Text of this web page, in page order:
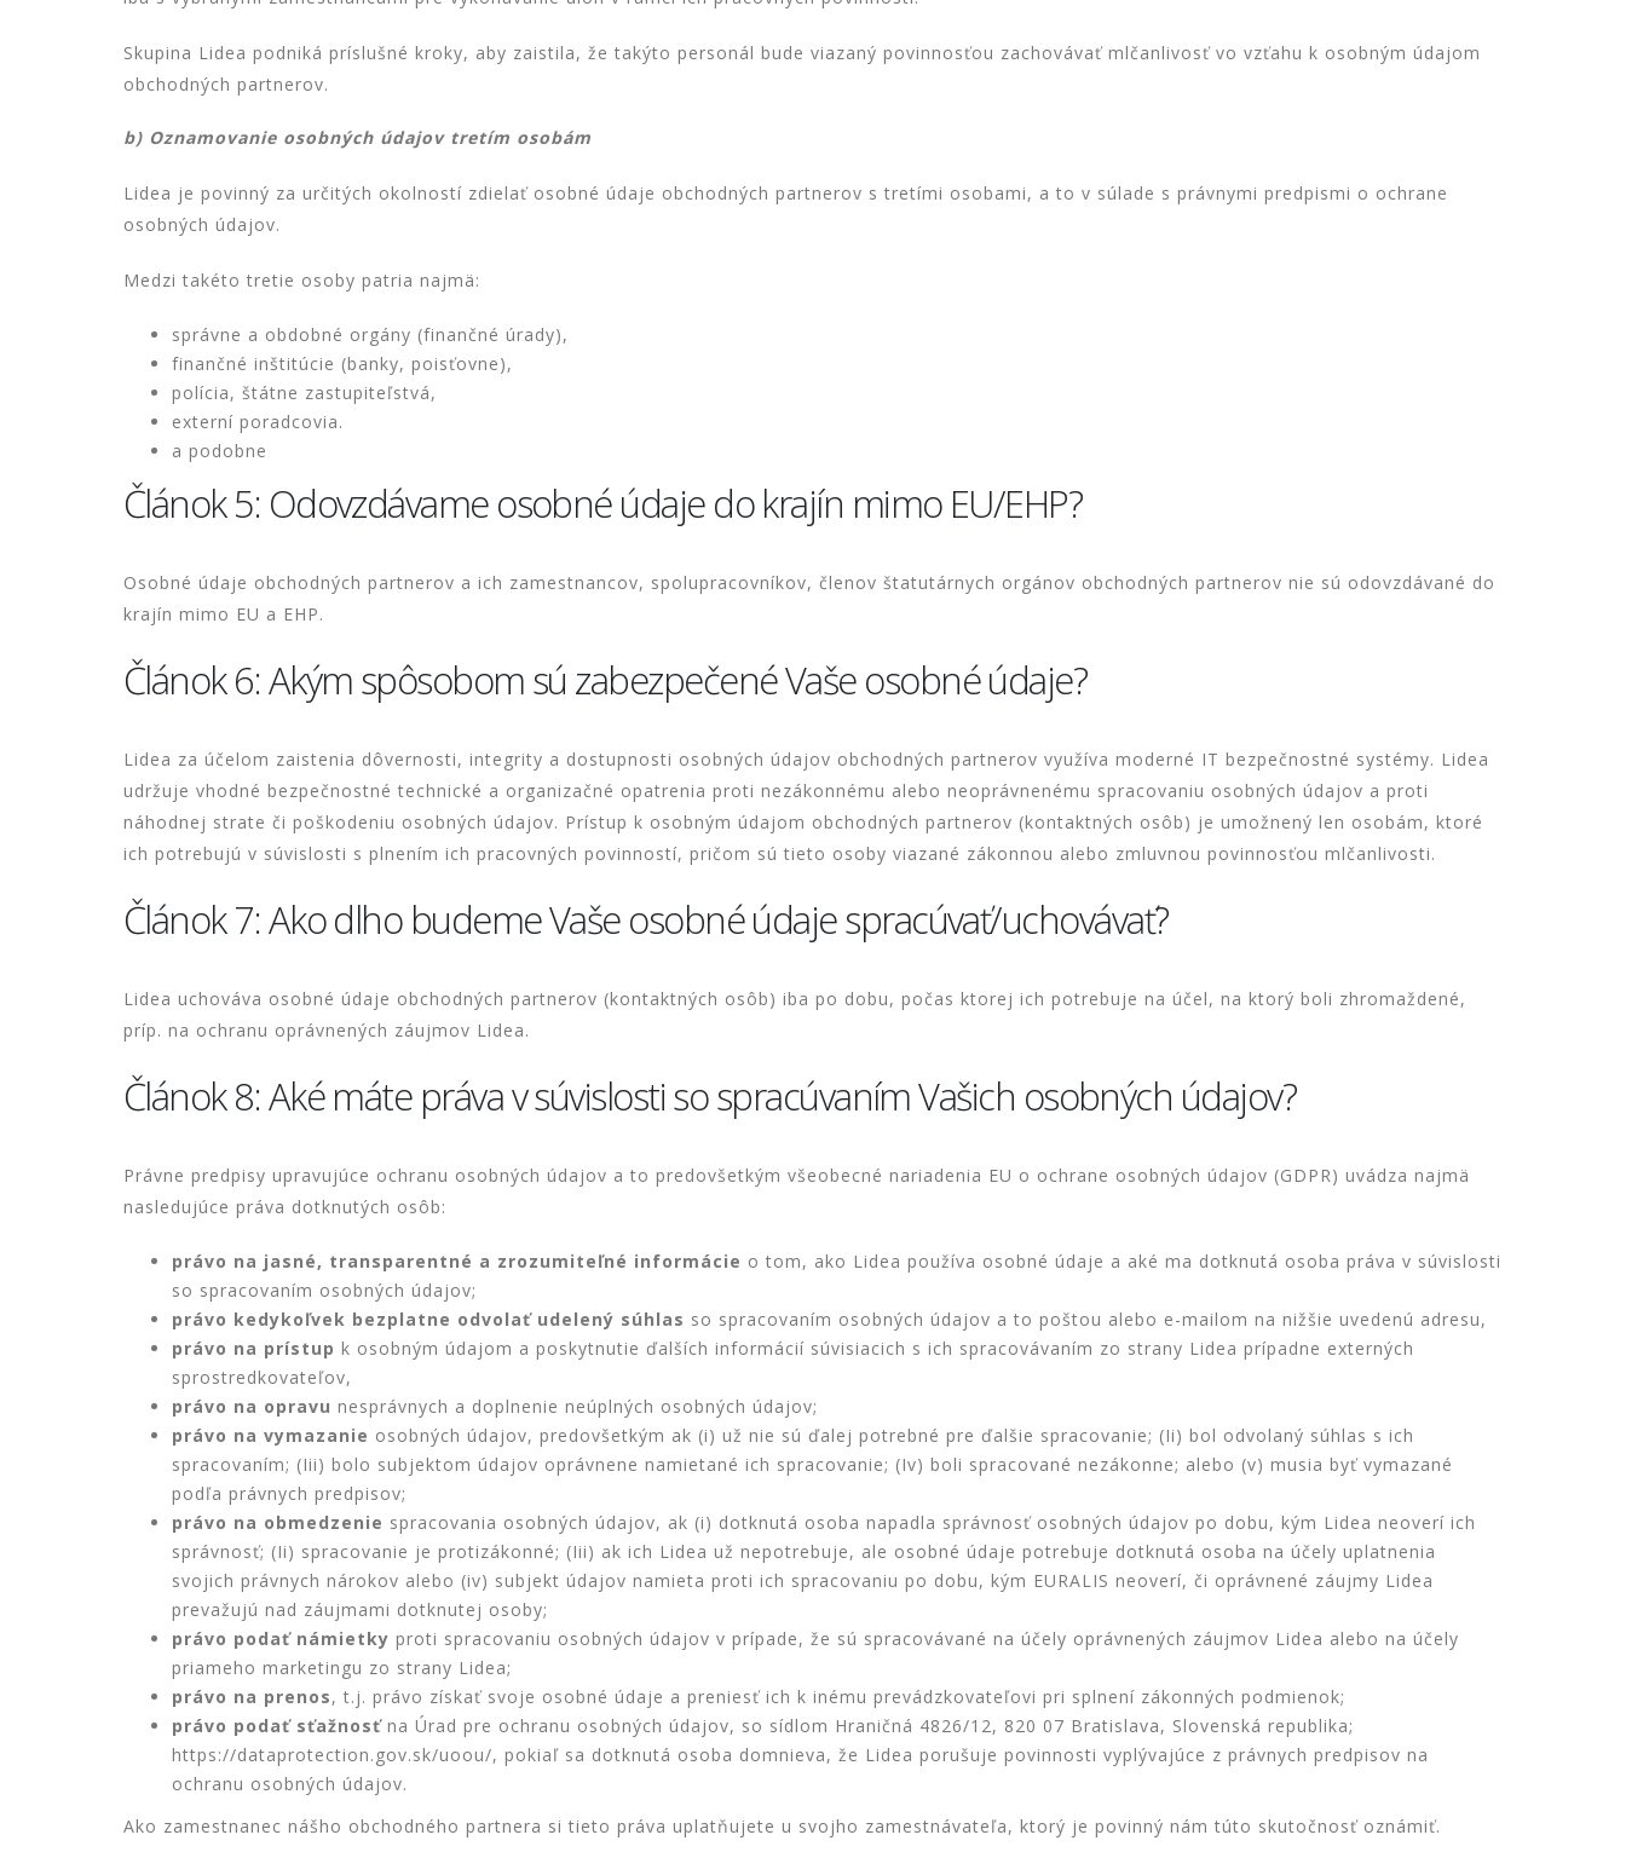
Skupina Lidea podniká príslušné kroky, aby zaistila, že takýto personál bude viazaný povinnosťou zachovávať mlčanlivosť vo vzťahu k osobným údajom
obchodných partnerov.
b) Oznamovanie osobných údajov tretím osobám
Lidea je povinný za určitých okolností zdielať osobné údaje obchodných partnerov s tretími osobami, a to v súlade s právnymi predpismi o ochrane
osobných údajov.
Medzi takéto tretie osoby patria najmä:
správne a obdobné orgány (finančné úrady),
finančné inštitúcie (banky, poisťovne),
polícia, štátne zastupiteľstvá,
externí poradcovia.
a podobne
Článok 5: Odovzdávame osobné údaje do krajín mimo EU/EHP?
Osobné údaje obchodných partnerov a ich zamestnancov, spolupracovníkov, členov štatutárnych orgánov obchodných partnerov nie sú odovzdávané do
krajín mimo EU a EHP.
Článok 6: Akým spôsobom sú zabezpečené Vaše osobné údaje?
Lidea za účelom zaistenia dôvernosti, integrity a dostupnosti osobných údajov obchodných partnerov využíva moderné IT bezpečnostné systémy. Lidea
udržuje vhodné bezpečnostné technické a organizačné opatrenia proti nezákonnému alebo neoprávnenému spracovaniu osobných údajov a proti
náhodnej strate či poškodeniu osobných údajov. Prístup k osobným údajom obchodných partnerov (kontaktných osôb) je umožnený len osobám, ktoré
ich potrebujú v súvislosti s plnením ich pracovných povinností, pričom sú tieto osoby viazané zákonnou alebo zmluvnou povinnosťou mlčanlivosti.
Článok 7: Ako dlho budeme Vaše osobné údaje spracúvať/uchovávať?
Lidea uchováva osobné údaje obchodných partnerov (kontaktných osôb) iba po dobu, počas ktorej ich potrebuje na účel, na ktorý boli zhromaždené,
príp. na ochranu oprávnených záujmov Lidea.
Článok 8: Aké máte práva v súvislosti so spracúvaním Vašich osobných údajov?
Právne predpisy upravujúce ochranu osobných údajov a to predovšetkým všeobecné nariadenia EU o ochrane osobných údajov (GDPR) uvádza najmä
nasledujúce práva dotknutých osôb:
právo na jasné, transparentné a zrozumiteľné informácie o tom, ako Lidea používa osobné údaje a aké ma dotknutá osoba práva v súvislosti
so spracovaním osobných údajov;
právo kedykoľvek bezplatne odvolať udelený súhlas so spracovaním osobných údajov a to poštou alebo e-mailom na nižšie uvedenú adresu,
právo na prístup k osobným údajom a poskytnutie ďalších informácií súvisiacich s ich spracovávaním zo strany Lidea prípadne externých
sprostredkovateľov,
právo na opravu nesprávnych a doplnenie neúplných osobných údajov;
právo na vymazanie osobných údajov, predovšetkým ak (i) už nie sú ďalej potrebné pre ďalšie spracovanie; (Ii) bol odvolaný súhlas s ich
spracovaním; (Iii) bolo subjektom údajov oprávnene namietané ich spracovanie; (Iv) boli spracované nezákonne; alebo (v) musia byť vymazané
podľa právnych predpisov;
právo na obmedzenie spracovania osobných údajov, ak (i) dotknutá osoba napadla správnosť osobných údajov po dobu, kým Lidea neoverí ich
správnosť; (Ii) spracovanie je protizákonné; (Iii) ak ich Lidea už nepotrebuje, ale osobné údaje potrebuje dotknutá osoba na účely uplatnenia
svojich právnych nárokov alebo (iv) subjekt údajov namieta proti ich spracovaniu po dobu, kým EURALIS neoverí, či oprávnené záujmy Lidea
prevažujú nad záujmami dotknutej osoby;
právo podať námietky proti spracovaniu osobných údajov v prípade, že sú spracovávané na účely oprávnených záujmov Lidea alebo na účely
priameho marketingu zo strany Lidea;
právo na prenos, t.j. právo získať svoje osobné údaje a preniesť ich k inému prevádzkovateľovi pri splnení zákonných podmienok;
právo podať sťažnosť na Úrad pre ochranu osobných údajov, so sídlom Hraničná 4826/12, 820 07 Bratislava, Slovenská republika;
https://dataprotection.gov.sk/uoou/, pokiaľ sa dotknutá osoba domnieva, že Lidea porušuje povinnosti vyplývajúce z právnych predpisov na
ochranu osobných údajov.
Ako zamestnanec nášho obchodného partnera si tieto práva uplatňujete u svojho zamestnávateľa, ktorý je povinný nám túto skutočnosť oznámiť.